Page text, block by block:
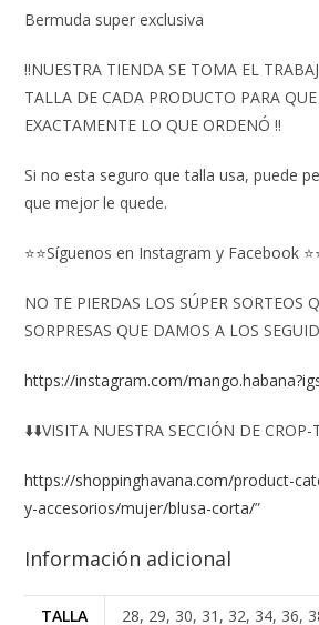
Bermuda super exclusiva
‼️NUESTRA TIENDA SE TOMA EL
TALLA DE CADA PRODUCTO PARA
EXACTAMENTE LO QUE ORDENÓ ‼️
Si no esta seguro que talla usa, puede
que mejor le quede.
⭐⭐Síguenos en Instagram y Facebook
NO TE PIERDAS LOS SÚPER SORTEOS
SORPRESAS QUE DAMOS A LOS
https://instagram.com/
⬇️⬇️VISITA NUESTRA SECCIÓN DE CROP-
https://shoppinghavana.com/product-
y-accesorios/mujer/blusa-corta/”
Información adicional
TALLA 28, 29, 30, 31, 32, 34, 36,